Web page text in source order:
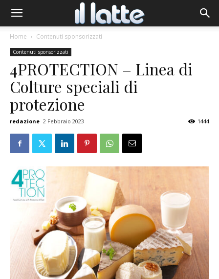
Home Contenuti sponsorizzati
Contenuti sponsorizzati
4PROTECTION – Linea di
Colture speciali di
protezione
redazione 2 Febbraio 2023 1444